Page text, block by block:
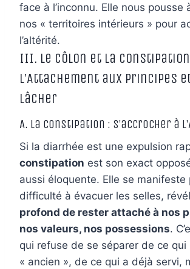
face à l’inconnu. Elle nous pousse
nos « territoires intérieurs » pour
l’altérité.
III. Le Côlon et la
L’Attachement aux Principes
Lâcher
A. La Constipation : S’accrocher à
Si la diarrhée est une expulsion
constipation est son exact
aussi éloquente. Elle se manifeste
difficulté à évacuer les selles,
profond de rester attaché à nos
nos valeurs, nos possessions.
qui refuse de se séparer de ce qui
« ancien », de ce qui a déjà servi,